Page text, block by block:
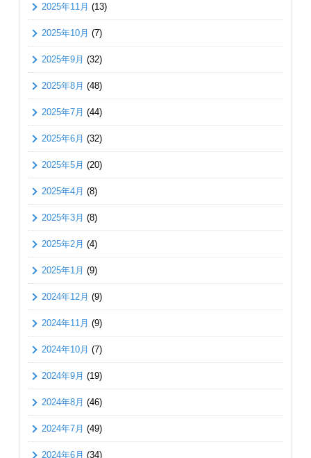
2025年11月 (13)
2025年10月 (7)
2025年9月 (32)
2025年8月 (48)
2025年7月 (44)
2025年6月 (32)
2025年5月 (20)
2025年4月 (8)
2025年3月 (8)
2025年2月 (4)
2025年1月 (9)
2024年12月 (9)
2024年11月 (9)
2024年10月 (7)
2024年9月 (19)
2024年8月 (46)
2024年7月 (49)
2024年6月 (34)